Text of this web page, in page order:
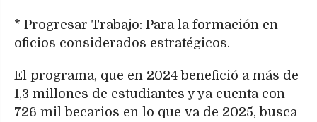
* Progresar Trabajo: Para la formación en
oficios considerados estratégicos.
El programa, que en 2024 benefició a más de
1,3 millones de estudiantes y ya cuenta con
726 mil becarios en lo que va de 2025, busca